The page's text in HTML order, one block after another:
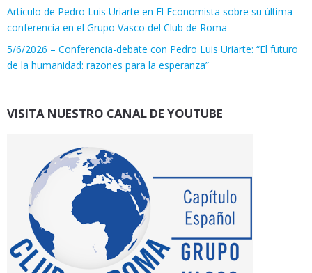
Artículo de Pedro Luis Uriarte en El Economista sobre su última
conferencia en el Grupo Vasco del Club de Roma
5/6/2026 – Conferencia-debate con Pedro Luis Uriarte: “El futuro
de la humanidad: razones para la esperanza”
VISITA NUESTRO CANAL DE YOUTUBE